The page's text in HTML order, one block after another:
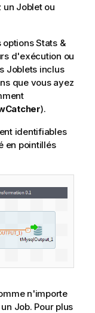
un Joblet ou
Stats &
d'exécution ou
Joblets inclus
que vous ayez
).
identifiables
en pointillés
n'importe
Job. Pour plus